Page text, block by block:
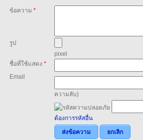
ข้อความ *
รูป
pixel
ชื่อที่ใช้แสดง *
Email
ความลับ)
ต้องการรหัสอื่น
ส่งข้อความ
ยกเลิก